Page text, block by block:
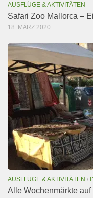
AUSFLÜGE & AKTIVITÄTEN
Safari Zoo Mallorca –
18. MÄRZ 2020
AUSFLÜGE & AKTIVITÄTEN /
Alle Wochenmärkte